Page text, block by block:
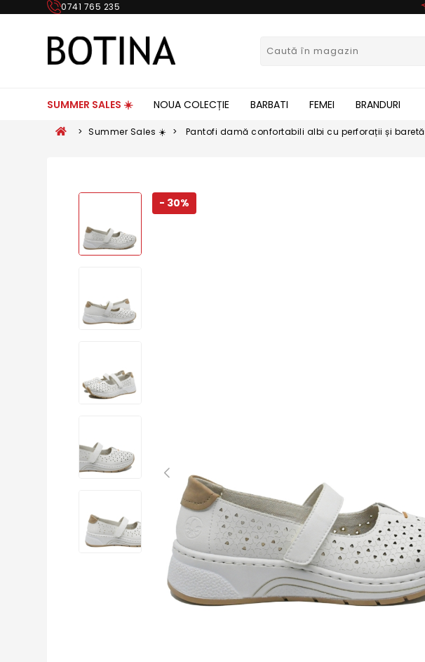
0741 765 235
SUMMER SALES ☀️ NOUA COLECȚIE BARBATI FEMEI BRANDURI
> Summer Sales ☀️ >
Pantofi damă confortabili albi cu perforații și baretă
- 30%